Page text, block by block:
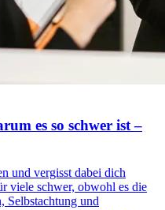
es so schwer ist –
und vergisst dabei dich
viele schwer, obwohl es die
Selbstachtung und